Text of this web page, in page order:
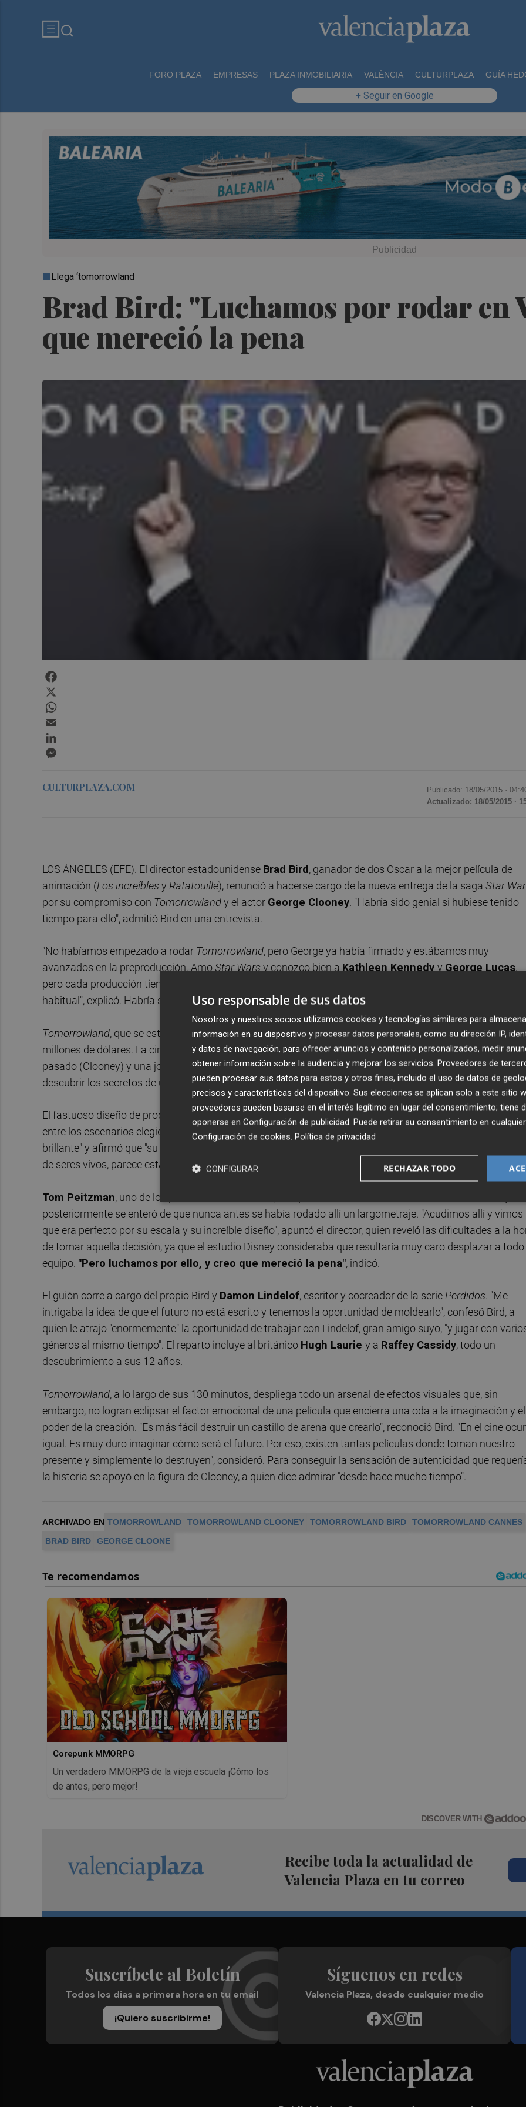
FORO PLAZA EMPRESAS PLAZA INMOBILIARIA VALÈNCIA CULTURPLAZA GUÍA
+ Seguir en Google
Brad Bird: "Luchamos por rodar en
que mereció la pena
Llega ‘tomorrowland
CULTURPLAZA.COM Publicado: 18/05/2015 ·
Actualizado: 18/05/2015 ·
LOS ÁNGELES (EFE). El director estadounidense Brad Bird, ganador de dos Oscar a la mejor película de
animación (Los increíblesy Ratatouille), renunció a hacerse cargo de la nueva entrega de la saga Star
por su compromiso con Tomorrowlandy el actor George Clooney. "Habría sido genial si hubiese tenido
tiempo para ello", admitió Bird en una entrevista.
"No habíamos empezado a rodar Tomorrowland, pero George ya había firmado y estábamos muy
avanzados en la preproducción. AmoStar Warsy conozco bien a Kathleen Kennedy y George Lucas,
pero cada producción tiene sus tiempos y la oportunidad de hacer algo original a gran escala es muy
habitual", explicó. Habría sido genial si hubiese tenido tiempo para ello
Tomorrowland, que se estrenará en Estados Unidos este viernes, cuenta con un presupuesto de unos 200
millones de dólares. La cinta propone una historia de fantasía en la que un científico amargado por su
pasado (Clooney) y una joven aventurera y optimista (Britt Robertson) se embarcan en una misión para
descubrir los secretos de un lugar situado en otra dimensión.
El fastuoso diseño de producción de la película contó con la Ciudad de las Artes y las Ciencias de Valencia
entre los escenarios elegidos para el rodaje. Bird consideró aSantiago Calatrava
brillante" y afirmó que "su trabajo, tan avanzado y conectado con la naturaleza y la estructura y
de seres vivos, parece estar vivo".
Tom Peitzman, uno de los productores de la cinta, fue quien descubrió la localización en un anuncio y
posteriormente se enteró de que nunca antes se había rodado allí un largometraje. "Acudimos allí y vimos
que era perfecto por su escala y su increíble diseño", apuntó el director, quien reveló las dificultades a la
de tomar aquella decisión, ya que el estudio Disney consideraba que resultaría muy caro desplazar a todo
equipo. "Pero luchamos por ello, y creo que mereció la pena", indicó.
El guión corre a cargo del propio Bird y Damon Lindelof, escritor y cocreador de la seriePerdidos. "Me
intrigaba la idea de que el futuro no está escrito y tenemos la oportunidad de moldearlo", confesó Bird, a
quien le atrajo "enormemente" la oportunidad de trabajar con Lindelof, gran amigo suyo, "y jugar con
géneros al mismo tiempo". El reparto incluye al británico Hugh Laurie y a Raffey Cassidy, todo un
descubrimiento a sus 12 años.
Tomorrowland, a lo largo de sus 130 minutos, despliega todo un arsenal de efectos visuales que, sin
embargo, no logran eclipsar el factor emocional de una película que encierra una oda a la imaginación y el
poder de la creación. "Es más fácil destruir un castillo de arena que crearlo", reconoció Bird. "En el cine
igual. Es muy duro imaginar cómo será el futuro. Por eso, existen tantas películas donde toman nuestro
presente y simplemente lo destruyen", consideró. Para conseguir la sensación de autenticidad que
la historia se apoyó en la figura de Clooney, a quien dice admirar "desde hace mucho tiempo".
ARCHIVADO EN TOMORROWLAND TOMORROWLAND CLOONEY TOMORROWLAND BIRD
TOMORROWLAND CANNES
BRAD BIRD
GEORGE CLOONE
Corepunk MMORPG
Un verdadero MMORPG de la vieja escuela ¡Cómo los
de antes, pero mejor!
DISCOVER WITH
Recibe toda la actualidad de
Valencia Plaza en tu correo
Suscríbete al Boletín
Todos los días a primera hora en tu email
¡Quiero suscribirme!
Síguenos en redes
Valencia Plaza, desde cualquier medio
Uso responsable de sus datos
Nosotros y nuestros socios utilizamos cookies y tecnologías similares para
información en su dispositivo y procesar datos personales, como su dirección IP,
y datos de navegación, para ofrecer anuncios y contenido personalizados, medir
obtener información sobre la audiencia y mejorar los servicios. Proveedores de
pueden procesar sus datos para estos y otros fines, incluido el uso de datos de
precisos y características del dispositivo. Sus elecciones se aplican solo a este sitio
proveedores pueden basarse en el interés legítimo en lugar del consentimiento; tiene
oponerse en Configuración de publicidad. Puede retirar su consentimiento en
Configuración de cookies. Política de privacidad
RECHAZAR TODO
CONFIGURAR